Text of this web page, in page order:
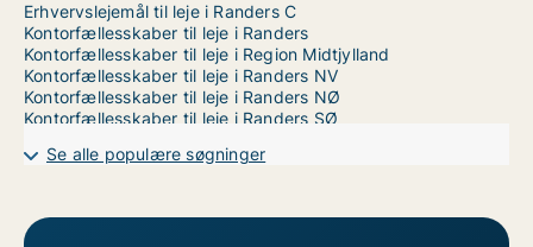
Erhvervslejemål til leje i Randers C
Kontorfællesskaber til leje i Randers
Kontorfællesskaber til leje i Region Midtjylland
Kontorfællesskaber til leje i Randers NV
Kontorfællesskaber til leje i Randers NØ
Kontorfællesskaber til leje i Randers SØ
Se alle populære søgninger